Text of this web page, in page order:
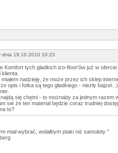
dnia 19.10.2010 10:23
Komfort tych gładkich izo-floor'ów już w
klienta.
nadzieję, że może przez ich sklep
opis i fotka są tego gładkiego - niezły
się chętni - to możnaby za jednym razem
sie że ten material będzie coraz trudniej
to?
miał wybrać, wolałbym ptaki niż samoloty "